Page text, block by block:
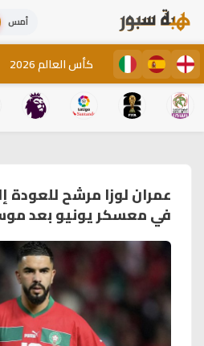
أمس
كأس العالم 2026
عمران لوزا مرشح للعودة
في معسكر يونيو بعد